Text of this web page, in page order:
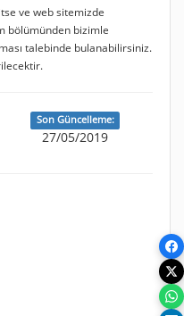
ve web sitemizde
bölümünden bizimle
talebinde bulanabilirsiniz.
Son Güncelleme:
27/05/2019